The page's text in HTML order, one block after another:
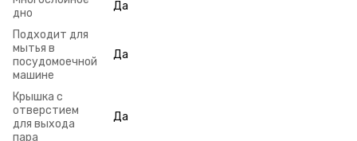
дно
Да
Подходит для
мытья в
посудомоечной
машине
Да
Крышка с
отверстием
для выхода
пара
Да